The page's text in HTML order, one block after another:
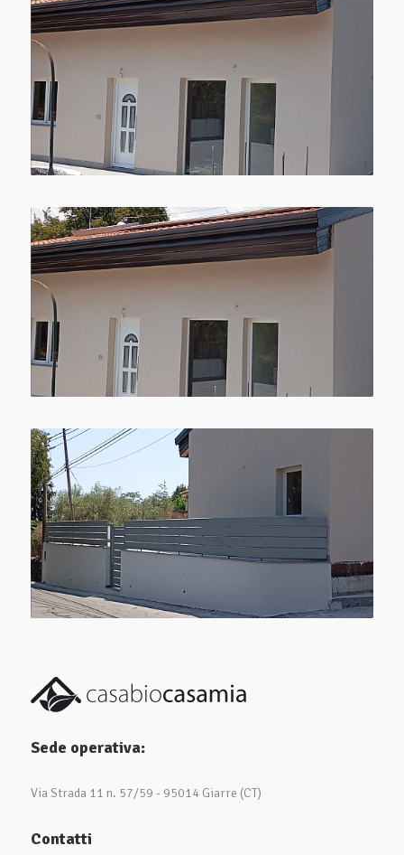
Sede operativa:
Via Strada 11 n. 57/59 - 95014 Giarre (CT)
Contatti